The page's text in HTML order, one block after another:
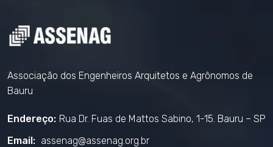
Associação dos Engenheiros Arquitetos e Agrônomos de
Bauru
Endereço: Rua Dr. Fuas de Mattos Sabino, 1-15. Bauru – SP
Email: assenag@assenag.org.br